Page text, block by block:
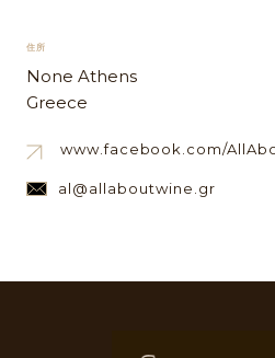
住所
None Athens
Greece
www.facebook.com/
al@allaboutwine.gr